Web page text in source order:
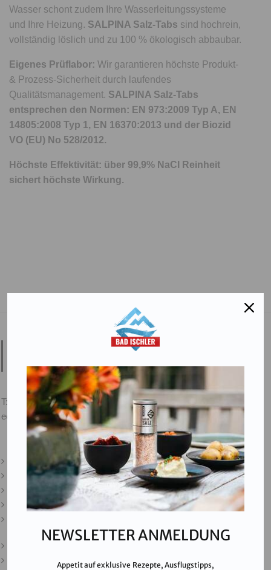
Wasser schont zudem Ihre Wasserleitungssysteme
und Ihre Heizung. SALPINA Salz-Tabs sind hochrein,
vollständig löslich und zu 100 % ökologisch abbaubar.
Eigenes Prüflabor: Wir garantieren höchste Produkt-
& Prozess-Sicherheit durch laufendes
Qualitätsmanagement. SALPINA Salz-Tabs
entsprechen den Normen: EN 973:2009 Typ A, EN
14805:2008 Typ 1, EN 16370:2013 und der Biozid
VO (EU) No 528/2012.
Höchste Effektivität: über 99,9% NaCI Reinheit
sichert höchste Wirkung.
Salinen Austria Aktiengesellschaft
4802 Ebensee am Traunsee,AUSTRIA
T:
+43 676 87812208
ecommerce@salinen.com
Kontakt
Downloads
Presse
Partner & Friends
NEWSLETTER ANMELDUNG
Appetit auf exklusive Rezepte, Ausflugstipps,